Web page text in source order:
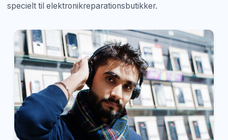
specielt til elektronikreparationsbutikker.